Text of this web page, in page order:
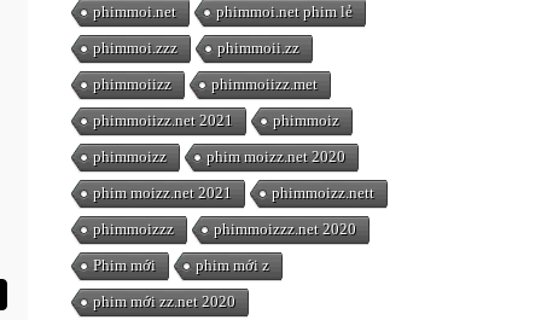
phimmoi.net
phimmoi.net phim lẻ
phimmoi.zzz
phimmoii.zz
phimmoiizz
phimmoiizz.met
phimmoiizz.net 2021
phimmoiz
phimmoizz
phim moizz.net 2020
phim moizz.net 2021
phimmoizz.nett
phimmoizzz
phimmoizzz.net 2020
Phim mới
phim mới z
phim mới zz.net 2020